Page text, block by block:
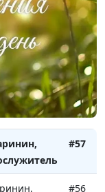
#60
#59
#58
#57
#56